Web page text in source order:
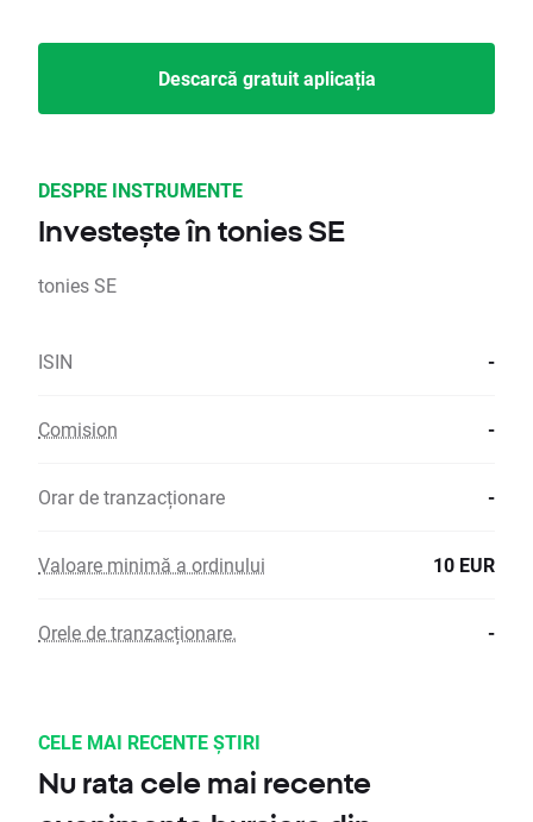
Descarcă gratuit aplicația
DESPRE INSTRUMENTE
Investește în tonies SE
tonies SE
ISIN -
Comision -
Orar de tranzacționare -
Valoare minimă a ordinului 10 EUR
Orele de tranzacționare. -
CELE MAI RECENTE ȘTIRI
Nu rata cele mai recente